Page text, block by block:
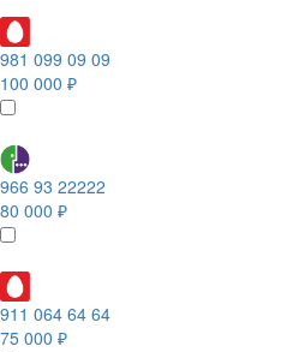
981 099 09 09
100 000 ₽
966 93 22222
80 000 ₽
911 064 64 64
75 000 ₽